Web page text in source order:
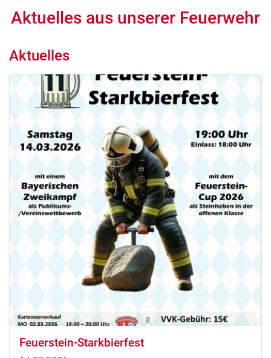
Aktuelles aus unserer Feuerwehr
Aktuelles
Feuerstein-Starkbierfest